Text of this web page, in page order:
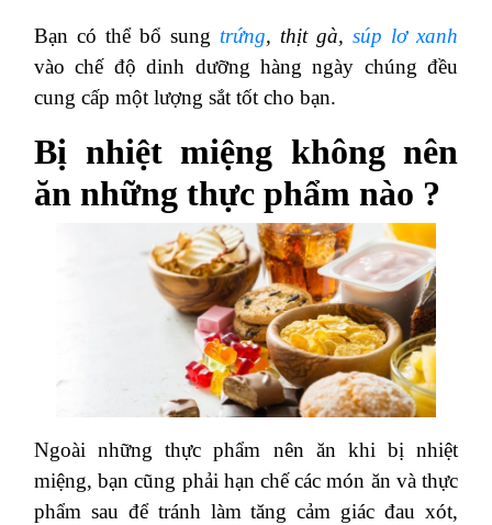
Bạn có thể bổ sung trứng, thịt gà, súp lơ xanh
vào chế độ dinh dưỡng hàng ngày chúng đều
cung cấp một lượng sắt tốt cho bạn.
Bị nhiệt miệng không nên
ăn những thực phẩm nào ?
Ngoài những thực phẩm nên ăn khi bị nhiệt
miệng, bạn cũng phải hạn chế các món ăn và thực
phẩm sau để tránh làm tăng cảm giác đau xót,